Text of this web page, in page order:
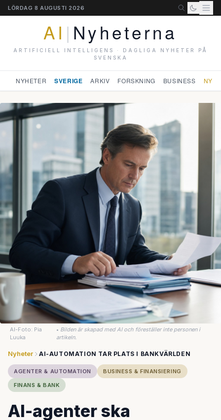
LÖRDAG 8 AUGUSTI 2026
AI | Nyheterna
ARTIFICIELL INTELLIGENS · DAGLIGA NYHETER PÅ
SVENSKA
NYHETER SVERIGE ARKIV FORSKNING BUSINESS
AI-Foto: Pia
Luuka
• Bilden är skapad med AI och föreställer inte personen i
artikeln.
Nyheter AI-AUTOMATION TAR PLATS I BANKVÄRLDEN
AGENTER & AUTOMATION
BUSINESS & FINANSIERING
FINANS & BANK
AI-agenter ska